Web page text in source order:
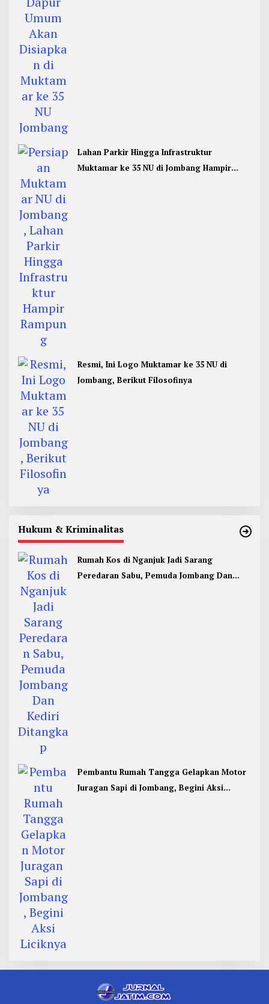
Lahan Parkir Hingga Infrastruktur
Muktamar ke 35 NU di Jombang Hampir
Resmi, Ini Logo Muktamar ke 35 NU di
Jombang, Berikut Filosofinya
Hukum & Kriminalitas
Rumah Kos di Nganjuk Jadi Sarang
Peredaran Sabu, Pemuda Jombang Dan
Pembantu Rumah Tangga Gelapkan Motor
Juragan Sapi di Jombang, Begini Aksi